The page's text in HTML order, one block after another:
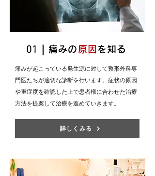
​01｜ 痛みの 原因 を知る
​痛みが起こっている発生源に対して整形外科専
門医たちが適切な診断を行います。症状の原因
や重症度を確認した上で患者様に合わせた治療
方法を提案して治療を進めていきます。
詳しくみる